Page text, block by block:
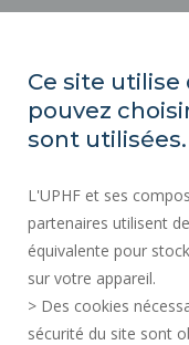
ACTOS
CONTRATACIÓN
CRÉDITOS
SALA DE PRENSA
CONTRATACIÓN
Ce site utilise
pouvez
sont utilisées.
L'UPHF et ses
partenaires utilisent
équivalente pour
sur votre appareil.
> Des cookies
sécurité du site sont